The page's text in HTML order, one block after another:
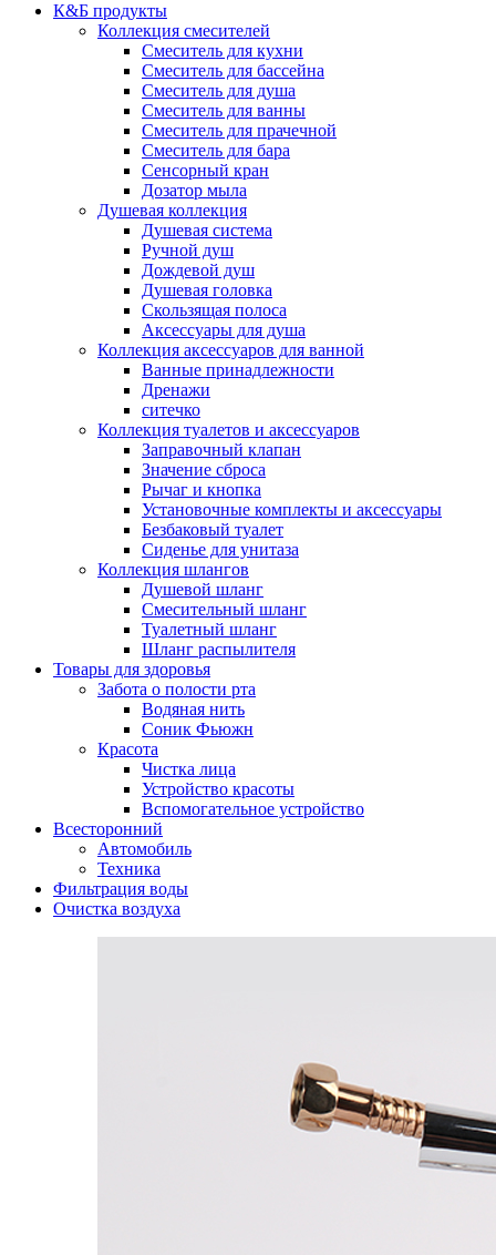
К&Б продукты
Коллекция смесителей
Смеситель для кухни
Смеситель для бассейна
Смеситель для душа
Смеситель для ванны
Смеситель для прачечной
Смеситель для бара
Сенсорный кран
Дозатор мыла
Душевая коллекция
Душевая система
Ручной душ
Дождевой душ
Душевая головка
Скользящая полоса
Аксессуары для душа
Коллекция аксессуаров для ванной
Ванные принадлежности
Дренажи
ситечко
Коллекция туалетов и аксессуаров
Заправочный клапан
Значение сброса
Рычаг и кнопка
Установочные комплекты и аксессуары
Безбаковый туалет
Сиденье для унитаза
Коллекция шлангов
Душевой шланг
Смесительный шланг
Туалетный шланг
Шланг распылителя
Товары для здоровья
Забота о полости рта
Водяная нить
Соник Фьюжн
Красота
Чистка лица
Устройство красоты
Вспомогательное устройство
Всесторонний
Автомобиль
Техника
Фильтрация воды
Очистка воздуха